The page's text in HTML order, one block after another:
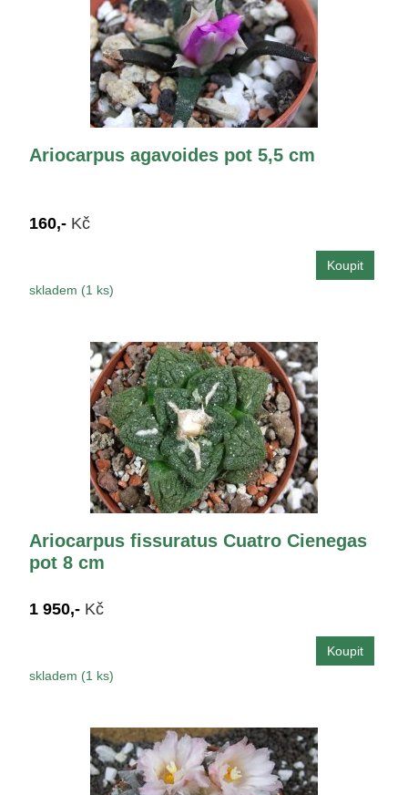
Ariocarpus agavoides pot 5,5 cm
160,- Kč
skladem (1 ks)
Ariocarpus fissuratus Cuatro Cienegas
pot 8 cm
1 950,- Kč
skladem (1 ks)